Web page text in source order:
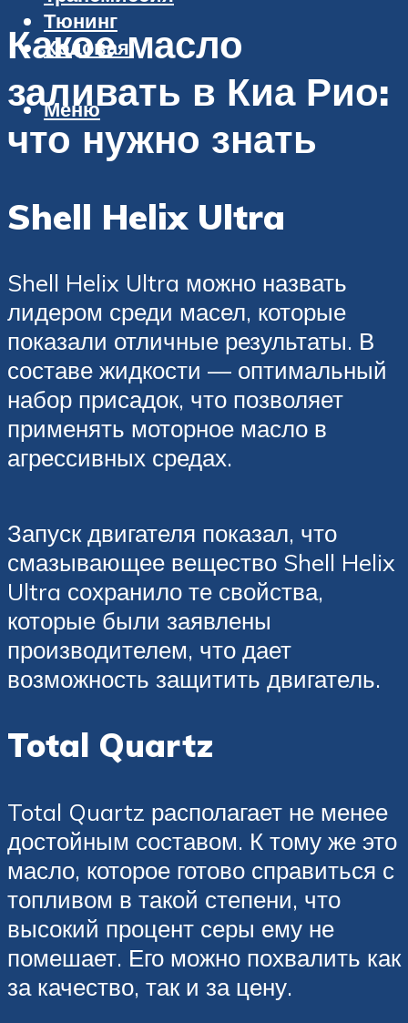
Тюнинг
Ходовая
Меню
Какое масло
заливать в Киа Рио:
что нужно знать
Shell Helix Ultra
Shell Helix Ultra можно назвать
лидером среди масел, которые
показали отличные результаты. В
составе жидкости — оптимальный
набор присадок, что позволяет
применять моторное масло в
агрессивных средах.
Запуск двигателя показал, что
смазывающее вещество Shell Helix
Ultra сохранило те свойства,
которые были заявлены
производителем, что дает
возможность защитить двигатель.
Total Quartz
Total Quartz располагает не менее
достойным составом. К тому же это
масло, которое готово справиться с
топливом в такой степени, что
высокий процент серы ему не
помешает. Его можно похвалить как
за качество, так и за цену.